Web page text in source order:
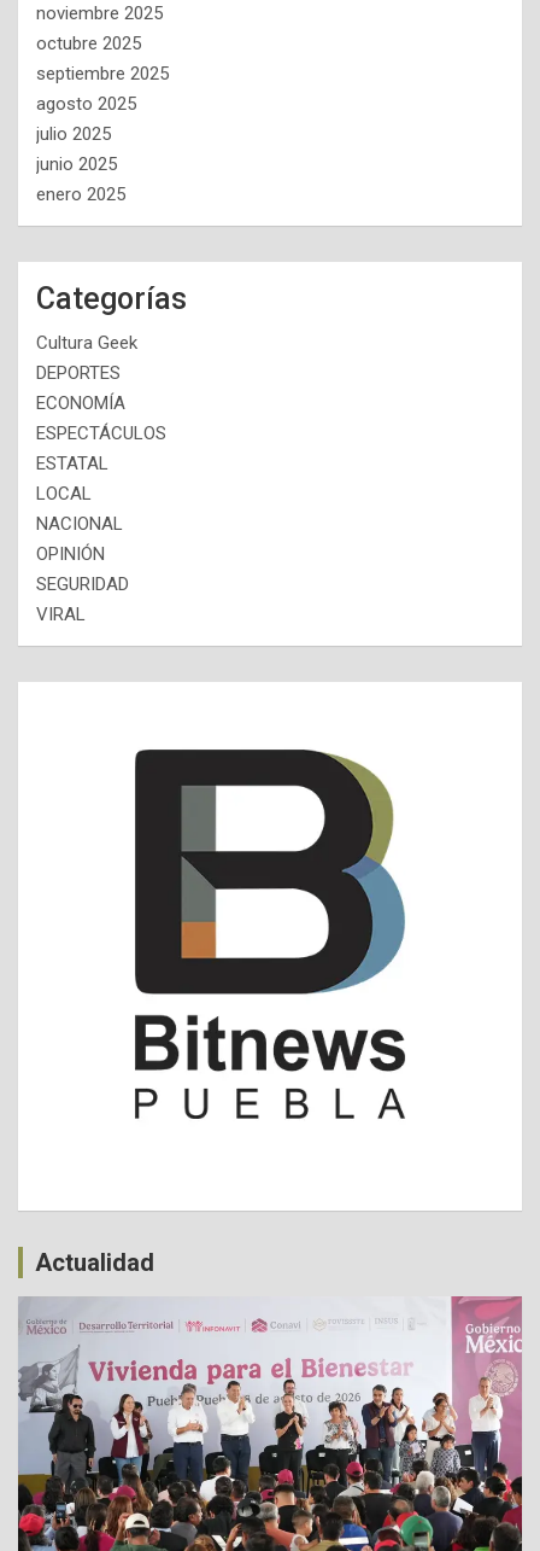
noviembre 2025
octubre 2025
septiembre 2025
agosto 2025
julio 2025
junio 2025
enero 2025
Categorías
Cultura Geek
DEPORTES
ECONOMÍA
ESPECTÁCULOS
ESTATAL
LOCAL
NACIONAL
OPINIÓN
SEGURIDAD
VIRAL
Actualidad